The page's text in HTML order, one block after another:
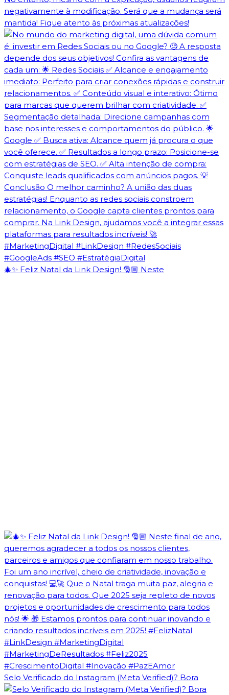
🎄✨ Feliz Natal da Link Design! 🎅🏼 Neste
Selo Verificado do Instagram (Meta Verified)? Bora